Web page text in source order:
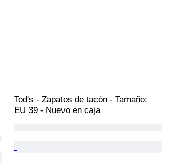
Tod's - Zapatos de tacón - Tamaño:
EU 39 - Nuevo en caja